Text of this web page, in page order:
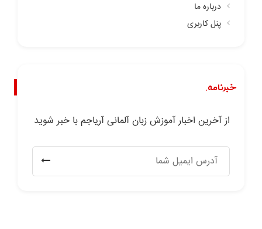
درباره ما
پنل کاربری
خبرنامه.
از آخرین اخبار آموزش زبان آلمانی آریاجم با خبر شوید